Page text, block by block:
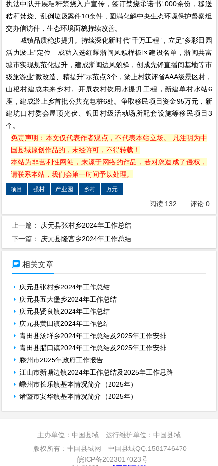
执法中队开展秸秆禁烧入户宣传，签订禁烧承诺书1000余份，移送
秸秆焚烧、乱倒垃圾案件10余件，圆满化解中央生态环境保护督察组
交办信访件，生态环境面貌持续改善。
城镇品质稳步提升。持续深化新时代“千万工程”，立足“多彩田园
活力淤上”定位，成功入选红耀浙闽风貌样板区建设名单，浙闽共富
墟市实现规范化提升，建成浙闽边风貌驿，创成先锋直播间基地等市
级旅游业“微改造、精提升”示范点3个，淤上村获评省AAA级景区村，
山根村建成未来乡村。开展农村饮用水提升工程，新建单村水站6
座，建成淤上乡首批公共充电桩6处。争取移民项目资金95万元，新
建坑口村委会屋顶光伏、银田村级活动场所配套设施等移民项目3
个。
免责声明：本文仅代表作者观点，不代表本站立场。 凡注明为中
国县域原创作品的，未经许可，不得转载！
本站为非营利性网站，来源于网络的作品，若对您造成了侵权，
请联系本站，我们会第一时间予以处理。
项目 强村 产业园 乡村 万元
阅读:132 评论:0
上一篇： 庆元县张村乡2024年工作总结
下一篇： 庆元县隆宫乡2024年工作总结
 相关文章
庆元县张村乡2024年工作总结
庆元县五大堡乡2024年工作总结
庆元县贤良镇2024年工作总结
庆元县黄田镇2024年工作总结
青田县汤垟乡2024年工作总结及2025年工作安排
青田县腊口镇2024年工作总结及2025年工作安排
滕州市2025年政府工作报告
江山市新塘边镇2024年工作总结及2025年工作思路
嵊州市长乐镇基本情况简介（2025年）
诸暨市安华镇基本情况简介（2025年）
主办单位：中国县域 运行维护单位：中国县域
版权所有：中国县域网 中国县域QQ:1581746470
皖ICP备2023017023号